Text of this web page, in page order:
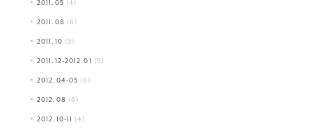
2011.05 (4)
2011.08 (6)
2011.10 (3)
2011.12-2012.01 (5)
2012.04-05 (8)
2012.08 (6)
2012.10-11 (4)